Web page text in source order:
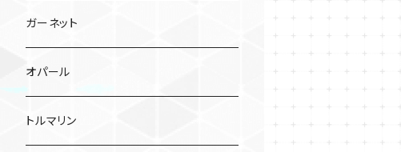
ガーネット
オパール
トルマリン